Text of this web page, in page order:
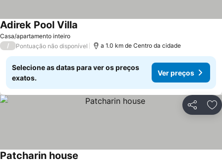
Casa/apartamento inteiro
Adirek Pool Villa
/ Pontuação não disponível a 1.0 km de Centro da cidade
Selecione as datas para ver os preços
exatos.
Ver preços
Partilhar
Patcharin house